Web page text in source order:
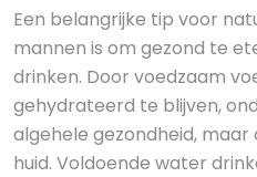
Een belangrijke tip voor
mannen is om gezond te
drinken. Door voedzaam
gehydrateerd te blijven,
algehele gezondheid, maar
huid. Voldoende water